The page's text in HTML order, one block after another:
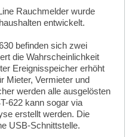
Rauchmelder wurde
entwickelt.
befinden sich zwei
die Wahrscheinlichkeit
Ereignisspeicher erhöht
Mieter, Vermieter und
werden alle ausgelösten
622 kann sogar via
erstellt werden. Die
USB-Schnittstelle.